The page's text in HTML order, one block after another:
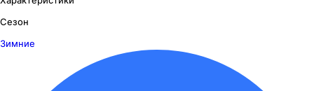
Сезон
Зимние